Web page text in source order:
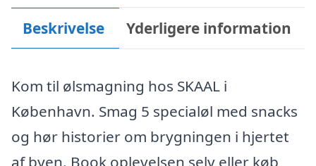
Beskrivelse Yderligere information
Kom til ølsmagning hos SKAAL i
København. Smag 5 specialøl med snacks
og hør historier om brygningen i hjertet
af byen. Book oplevelsen selv eller køb